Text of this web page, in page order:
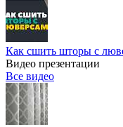
Как сшить шторы с
Видео презентации
Все видео